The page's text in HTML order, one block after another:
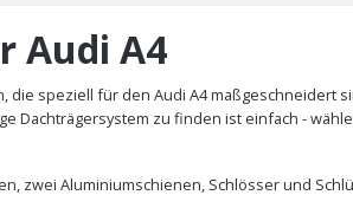
Audi A4
speziell für den Audi A4
Dachträgersystem zu finden ist einfach -
zwei Aluminiumschienen, Schlösser und